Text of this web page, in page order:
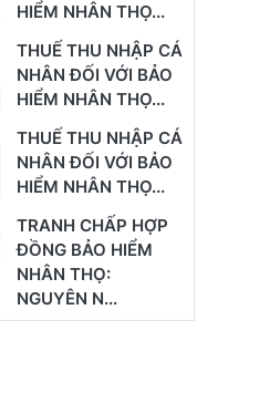
HIỂM NHÂN THỌ...
THUẾ THU NHẬP CÁ
NHÂN ĐỐI VỚI BẢO
HIỂM NHÂN THỌ...
THUẾ THU NHẬP CÁ
NHÂN ĐỐI VỚI BẢO
HIỂM NHÂN THỌ...
TRANH CHẤP HỢP
ĐỒNG BẢO HIỂM
NHÂN THỌ:
NGUYÊN N...